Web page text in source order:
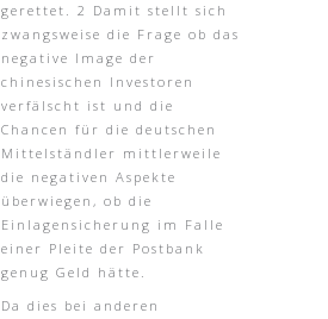
gerettet. 2 Damit stellt sich
zwangsweise die Frage ob das
negative Image der
chinesischen Investoren
verfälscht ist und die
Chancen für die deutschen
Mittelständler mittlerweile
die negativen Aspekte
überwiegen, ob die
Einlagensicherung im Falle
einer Pleite der Postbank
genug Geld hätte.
Da dies bei anderen